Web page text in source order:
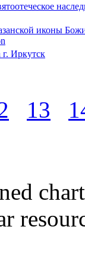
иконы
Иркутск
13